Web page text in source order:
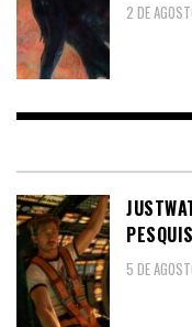
2 DE
5 DE